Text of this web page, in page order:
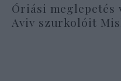
Óriási meglepetés
Aviv szurkolóit